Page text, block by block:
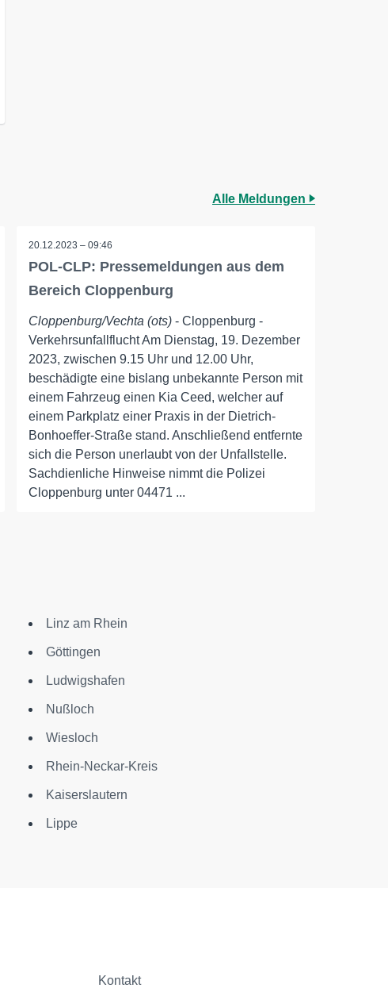
Alle Meldungen
20.12.2023 – 09:46
POL-CLP: Pressemeldungen aus dem
Bereich Cloppenburg
Cloppenburg/Vechta (ots) - Cloppenburg -
Verkehrsunfallflucht Am Dienstag, 19. Dezember
2023, zwischen 9.15 Uhr und 12.00 Uhr,
beschädigte eine bislang unbekannte Person mit
einem Fahrzeug einen Kia Ceed, welcher auf
einem Parkplatz einer Praxis in der Dietrich-
Bonhoeffer-Straße stand. Anschließend entfernte
sich die Person unerlaubt von der Unfallstelle.
Sachdienliche Hinweise nimmt die Polizei
Cloppenburg unter 04471 ...
Linz am Rhein
Göttingen
Ludwigshafen
Nußloch
Wiesloch
Rhein-Neckar-Kreis
Kaiserslautern
Lippe
Kontakt